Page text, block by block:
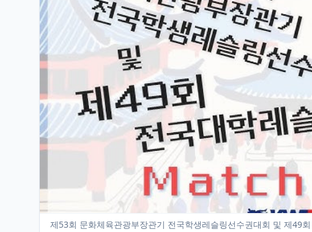
제53회 문화체육관광부장관기 전국학생레슬링선수권대회 및 제49